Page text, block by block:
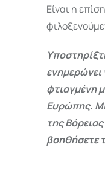
Είναι η
ενημερώνει
φτιαγμένη
Ευρώπης.
της
βοηθήσετε